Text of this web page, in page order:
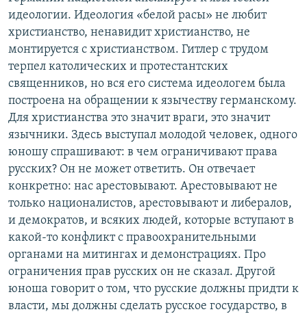
идеологии. Идеология «белой расы» не любит
христианство, ненавидит христианство, не
монтируется с христианством. Гитлер с трудом
терпел католических и протестантских
священников, но вся его система идеологем была
построена на обращении к язычеству германскому.
Для христианства это значит враги, это значит
язычники. Здесь выступал молодой человек, одного
юношу спрашивают: в чем ограничивают права
русских? Он не может ответить. Он отвечает
конкретно: нас арестовывают. Арестовывают не
только националистов, арестовывают и либералов,
и демократов, и всяких людей, которые вступают в
какой-то конфликт с правоохранительными
органами на митингах и демонстрациях. Про
ограничения прав русских он не сказал. Другой
юноша говорит о том, что русские должны придти к
власти, мы должны сделать русское государство, в